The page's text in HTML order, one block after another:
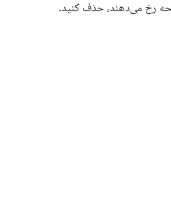
رخ می‌دهند، حذف کنید.